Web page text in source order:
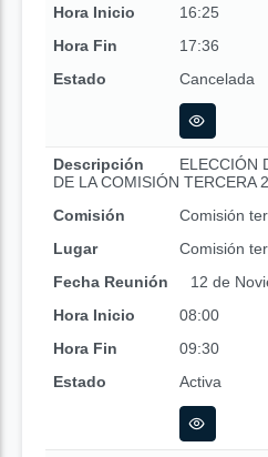
Hora Inicio
16:25
Hora Fin
17:36
Estado
Cancelada
Descripción
ELECCIÓN
DE LA COMISIÓN TERCERA
Comisión
Comisión
Lugar
Comisión
Fecha Reunión
12 de
Hora Inicio
08:00
Hora Fin
09:30
Estado
Activa